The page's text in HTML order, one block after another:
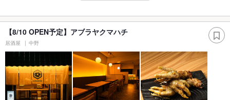
【8/10 OPEN予定】アブラヤクマハチ
居酒屋 中野